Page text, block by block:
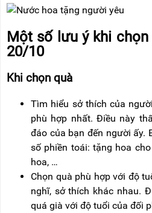
Một số lưu ý khi
20/10
Khi chọn quà
Tìm hiểu sở thích của
phù hợp nhất. Điều này
đáo của bạn đến người ấy.
số phiền toái: tặng hoa
hoa, …
Chọn quà phù hợp với độ
nghĩ, sở thích khác nhau.
quá già với độ tuổi của đối